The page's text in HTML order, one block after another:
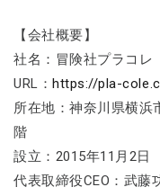
【会社概要】
社名：冒険社プラコレ
URL： https://pla-
所在地：神奈川県横浜
階
設立：2015年11月2日
代表取締役CEO：武藤